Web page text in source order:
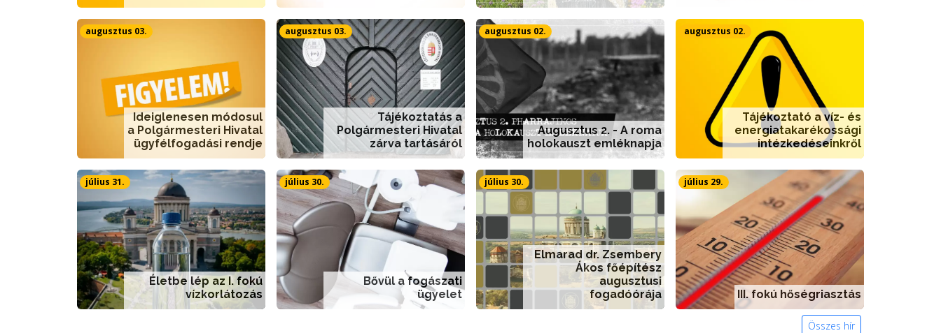
Ideiglenesen módosul
a Polgármesteri Hivatal
ügyfélfogadási rendje
augusztus 03.
Tájékoztatás a
Polgármesteri Hivatal
zárva tartásáról
augusztus 03.
Augusztus 2. - A roma
holokauszt emléknapja
augusztus 02.
Tájékoztató a víz- és
energiatakarékossági
intézkedéseinkről
augusztus 02.
Életbe lép az I. fokú
vízkorlátozás
július 31.
Bővül a fogászati
ügyelet
július 30.
Elmarad dr. Zsembery
Ákos főépítész
augusztusi
fogadóórája
július 30.
III. fokú hőségriasztás
július 29.
Összes hír